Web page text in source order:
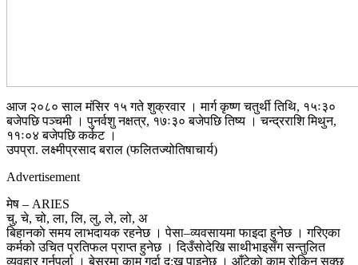
आज २०८० साल मंसिर १५ गते शुक्रवार । मार्ग कृष्ण चतुर्थी तिथि, १५ः३०
बजेपछि पञ्चमी । पुनर्वशु नक्षत्र, १७ः३० बजेपछि तिष्य । चन्द्रराशि मिथुन,
११ः०४ बजेपछि कर्कट ।
उपप्रा. लक्ष्मीप्रसाद बराल (फलितज्योतिषाचार्य)
Advertisement
मेष – ARIES
चु, चे, चो, ला, लि, लु, ले, लो, अ
बिहानकाे समय लाभदायक रहनेछ । पेसा–व्यवसायमा फाइदा हुनेछ । गरिएका
कर्मको उचित प्रतिफल प्राप्त हुनेछ । दिउँसाेदेखि साथीभाइसँग सन्तुलित
व्यवहार गर्नुपर्ला । बेसुरमा काम गर्दा दु:ख पाइनेछ । आँटेकाे काम राेकिन सक्छ